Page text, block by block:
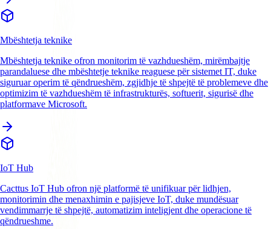
Mbështetja teknike
Mbështetja teknike ofron monitorim të vazhdueshëm, mirëmbajtje
parandaluese dhe mbështetje teknike reaguese për sistemet IT, duke
siguruar operim të qëndrueshëm, zgjidhje të shpejtë të problemeve dhe
optimizim të vazhdueshëm të infrastrukturës, softuerit, sigurisë dhe
platformave Microsoft.
IoT Hub
Cacttus IoT Hub ofron një platformë të unifikuar për lidhjen,
monitorimin dhe menaxhimin e pajisjeve IoT, duke mundësuar
vendimmarrje të shpejtë, automatizim inteligjent dhe operacione të
qëndrueshme.